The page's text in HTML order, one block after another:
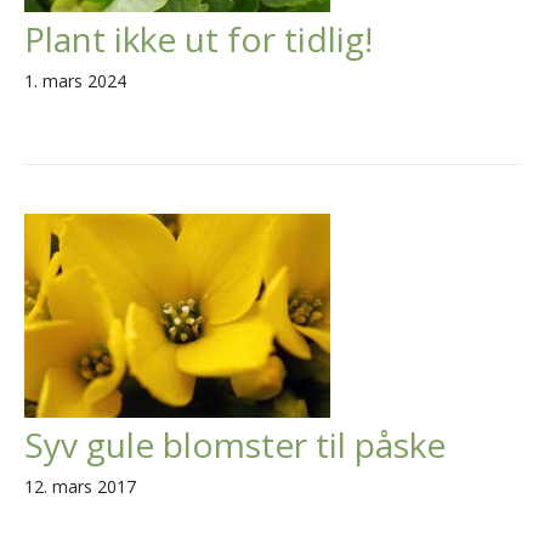
Plant ikke ut for tidlig!
1. mars 2024
Syv gule blomster til påske
12. mars 2017